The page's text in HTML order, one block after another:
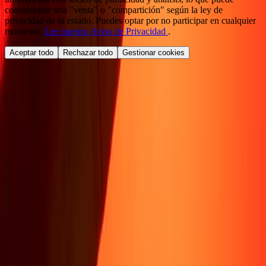
considerarse una "venta" o "compartición" según la ley de
privacidad de tu estado. Puedes optar por no participar en cualquier
momento. Lee nuestro Aviso de Privacidad .
Aceptar todo Rechazar todo Gestionar cookies